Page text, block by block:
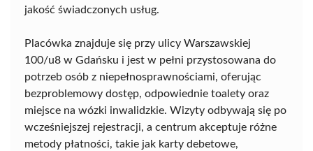
jakość świadczonych usług.
Placówka znajduje się przy ulicy Warszawskiej
100/u8 w Gdańsku i jest w pełni przystosowana do
potrzeb osób z niepełnosprawnościami, oferując
bezproblemowy dostęp, odpowiednie toalety oraz
miejsce na wózki inwalidzkie. Wizyty odbywają się po
wcześniejszej rejestracji, a centrum akceptuje różne
metody płatności, takie jak karty debetowe,